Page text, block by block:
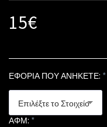
15€
ΕΦΟΡΙΑ ΠΟΥ ΑΝΗΚΕΤΕ: *
Επιλέξτε το Στοιχείο
ΑΦΜ: *